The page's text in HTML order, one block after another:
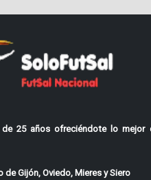
25 años ofreciéndote lo mejor
Gijón, Oviedo, Mieres y Siero